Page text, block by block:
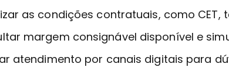
as condições contratuais, como
margem consignável disponível e
atendimento por canais digitais para